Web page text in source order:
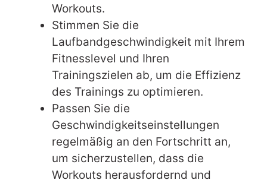
Workouts.
Stimmen Sie die
Laufbandgeschwindigkeit mit Ihrem
Fitnesslevel und Ihren
Trainingszielen ab, um die Effizienz
des Trainings zu optimieren.
Passen Sie die
Geschwindigkeitseinstellungen
regelmäßig an den Fortschritt an,
um sicherzustellen, dass die
Workouts herausfordernd und